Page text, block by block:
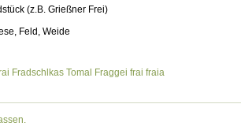
(z.B. Grießner Frei)
Feld, Weide
Fradschlkas Tomal Fraggei frai fraia